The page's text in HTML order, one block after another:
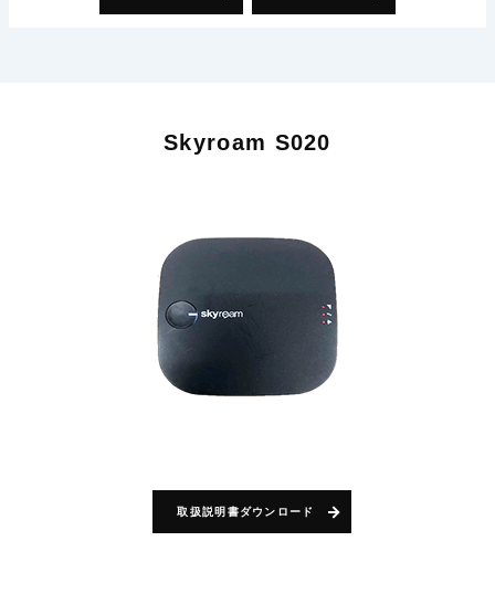
Skyroam S020
取扱説明書ダウンロード